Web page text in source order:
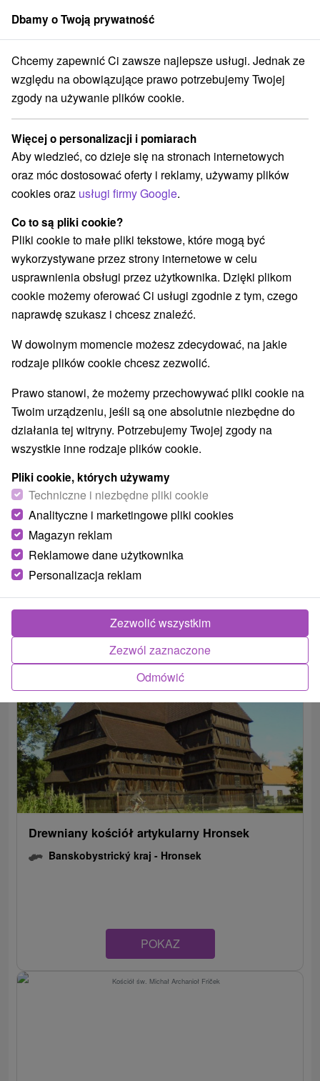
członek grupySorger
Atrakcje na Słowacji Kościoły drewniane w spa
Kościoły drewniane w spa
Kategorie
Wszystkie kategorie
Rafting, rafting, rafting(4)
Zamki, pałace, ruiny(9)
Loty widokowe i rejsy wycieczkowe
Jazda konna(1) Skanseny(2) Chaty górskie(6)
Zamki(2) Miejsca sakralne (2)
Wieże obserwacyjne i chodniki (2)
Obiekty architektoniczne(2) Ośrodek narciarski(3)
Parki miejskie i zamkowe(3) Źródła
Pola golfowe
Amfiteatry i kina w przyrodzie(1)
Túry a turistické chodníky(14) Tarcze(9)
Atrakcje turystyczne(18) Muzea i galerie(7)
Ogrody zoologiczne i fermy zwierząt(2)
Ogrody botaniczne(1) Escaperoom(1)
Jeziora, jeziora, zbiorniki wodne(8)
Atrakcje dla dzieci(31) Zabytki techniki
Wodospady(5) Kościoły drewniane(3)
Aquaparki, baseny(12) Planetarium i obserwatorium
Ośrodki i miasteczka dziecięce
Areny laserowe i paintball(1)
Jedlinka
Drewniany kościół artykularny Hronsek
Banskobystrický kraj - Hronsek
POKAZ
Dbamy o Twoją prywatność
Chcemy zapewnić Ci zawsze najlepsze usługi. Jednak ze
względu na obowiązujące prawo potrzebujemy Twojej
zgody na używanie plików cookie.
Więcej o personalizacji i pomiarach
Aby wiedzieć, co dzieje się na stronach internetowych
oraz móc dostosować oferty i reklamy, używamy plików
cookies oraz usługi firmy Google.
Co to są pliki cookie?
Pliki cookie to małe pliki tekstowe, które mogą być
wykorzystywane przez strony internetowe w celu
usprawnienia obsługi przez użytkownika. Dzięki plikom
cookie możemy oferować Ci usługi zgodnie z tym, czego
naprawdę szukasz i chcesz znaleźć.
W dowolnym momencie możesz zdecydować, na jakie
rodzaje plików cookie chcesz zezwolić.
Prawo stanowi, że możemy przechowywać pliki cookie na
Twoim urządzeniu, jeśli są one absolutnie niezbędne do
działania tej witryny. Potrzebujemy Twojej zgody na
wszystkie inne rodzaje plików cookie.
Pliki cookie, których używamy
Techniczne i niezbędne pliki cookie
Analityczne i marketingowe pliki cookies
Magazyn reklam
Reklamowe dane użytkownika
Personalizacja reklam
Odmówić
Zezwól zaznaczone
Zezwolić wszystkim